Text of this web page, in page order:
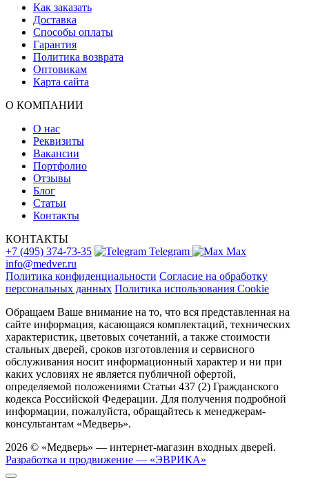
Как заказать
Доставка
Способы оплаты
Гарантия
Политика возврата
Оптовикам
Карта сайта
О КОМПАНИИ
О нас
Реквизиты
Вакансии
Портфолио
Отзывы
Блог
Статьи
Контакты
КОНТАКТЫ
+7 (495) 374-73-35
Telegram
Max
info@medver.ru
Политика конфиденциальности Согласие на обработку
персональных данных Политика использования Cookie
Обращаем Ваше внимание на то, что вся представленная на
сайте информация, касающаяся комплектаций, технических
характеристик, цветовых сочетаний, а также стоимости
стальных дверей, сроков изготовления и сервисного
обслуживания носит информационный характер и ни при
каких условиях не является публичной офертой,
определяемой положениями Статьи 437 (2) Гражданского
кодекса Российской Федерации. Для получения подробной
информации, пожалуйста, обращайтесь к менеджерам-
консультантам «Медверь».
2026 © «Медверь» — интернет-магазин входных дверей.
Разработка и продвижение — «ЭВРИКА»